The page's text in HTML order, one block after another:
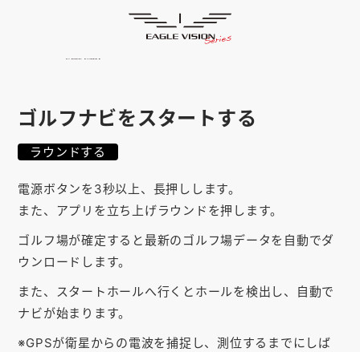
ゴルフナビ
ピンポジ君 PIN POSITION
対応コース
EVステーション
取扱い店舗SHOP
使用方法
ゴルフナビをスタートする
ラウンドする
電源ボタンを3秒以上、長押しします。
また、アプリを立ち上げラウンドを押します。
ゴルフ場が確定すると最新のゴルフ場データを自動でダ
ウンロードします。
また、スタートホールへ行くとホールを検出し、自動で
ナビが始まります。
※GPSが衛星からの電波を捕捉し、測位するまでにしば